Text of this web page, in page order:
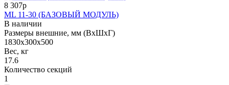
8 307р
ML 11-30 (БАЗОВЫЙ МОДУЛЬ)
В наличии
Размеры внешние, мм (ВхШхГ)
1830х300х500
Вес, кг
17.6
Количество секций
1